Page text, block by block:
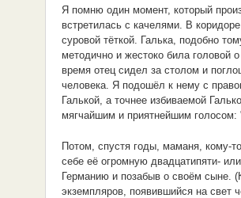
Я помню один момент, который
встретилась с качелями. В
суровой тёткой. Галька, подобно
методично и жестоко била головой
время отец сидел за столом и
человека. Я подошёл к нему с
Галькой, а точнее избиваемой
мягчайшим и приятнейшим голосом:
Потом, спустя годы, маманя, кому-
себе её огромную двадцатипяти-
Германию и позабыв о своём сыне.
экземпляров, появившийся на свет